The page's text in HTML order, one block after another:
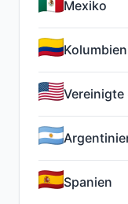
Mexiko
Kolumbien
Vereinigte
Spanien